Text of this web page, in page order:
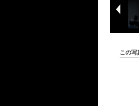
この写